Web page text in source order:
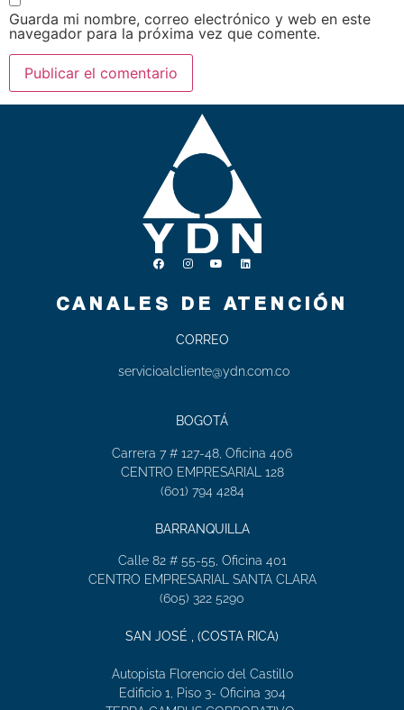
Guarda mi nombre, correo electrónico y web en este
navegador para la próxima vez que comente.
CANALES DE ATENCIÓN
CORREO
servicioalcliente@ydn.com.co
BOGOTÁ
Carrera 7 # 127-48, Oficina 406
CENTRO EMPRESARIAL 128
(601) 794 4284
BARRANQUILLA
Calle 82 # 55-55, Oficina 401
CENTRO EMPRESARIAL SANTA CLARA
(605) 322 5290
SAN JOSÉ , (COSTA RICA)
Autopista Florencio del Castillo
Edificio 1, Piso 3- Oficina 304